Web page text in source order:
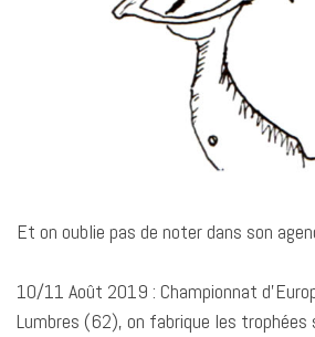
Et on oublie pas de noter dans son
10/11 Août 2019 : Championnat
Lumbres (62), on fabrique les trophées